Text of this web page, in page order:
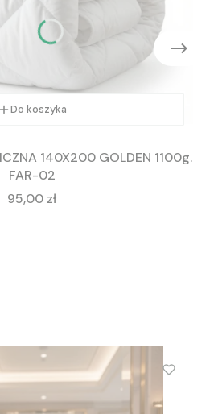
Do koszyka
140X200 GOLDEN 1100g.
FAR-02
Cena
95,00 zł